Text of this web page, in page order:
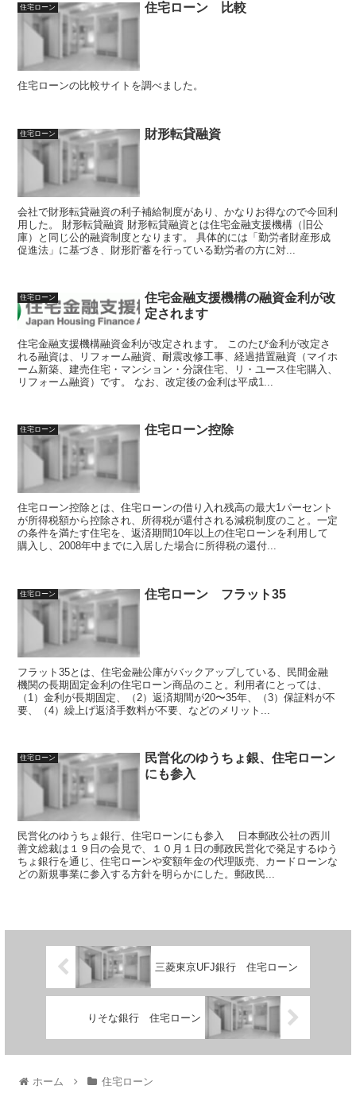
住宅ローン 住宅ローン 比較
住宅ローンの比較サイトを調べました。
住宅ローン 財形転貸融資
会社で財形転貸融資の利子補給制度があり、かなりお得なので今回利
用した。 財形転貸融資 財形転貸融資とは住宅金融支援機構（旧公
庫）と同じ公的融資制度となります。 具体的には「勤労者財産形成
促進法」に基づき、財形貯蓄を行っている勤労者の方に対...
住宅ローン
住宅金融支援機構の融資金利が改
定されます
住宅金融支援機構融資金利が改定されます。 このたび金利が改定さ
れる融資は、リフォーム融資、耐震改修工事、経過措置融資（マイホ
ーム新築、建売住宅・マンション・分譲住宅、リ・ユース住宅購入、
リフォーム融資）です。 なお、改定後の金利は平成1...
住宅ローン 住宅ローン控除
住宅ローン控除とは、住宅ローンの借り入れ残高の最大1パーセント
が所得税額から控除され、所得税が還付される減税制度のこと。一定
の条件を満たす住宅を、返済期間10年以上の住宅ローンを利用して
購入し、2008年中までに入居した場合に所得税の還付...
住宅ローン 住宅ローン フラット35
フラット35とは、住宅金融公庫がバックアップしている、民間金融
機関の長期固定金利の住宅ローン商品のこと。利用者にとっては、
（1）金利が長期固定、（2）返済期間が20〜35年、（3）保証料が不
要、（4）繰上げ返済手数料が不要、などのメリット...
住宅ローン
民営化のゆうちょ銀、住宅ローン
にも参入
民営化のゆうちょ銀行、住宅ローンにも参入 日本郵政公社の西川
善文総裁は１９日の会見で、１０月１日の郵政民営化で発足するゆう
ちょ銀行を通じ、住宅ローンや変額年金の代理販売、カードローンな
どの新規事業に参入する方針を明らかにした。郵政民...
三菱東京UFJ銀行 住宅ローン
りそな銀行 住宅ローン
ホーム 住宅ローン